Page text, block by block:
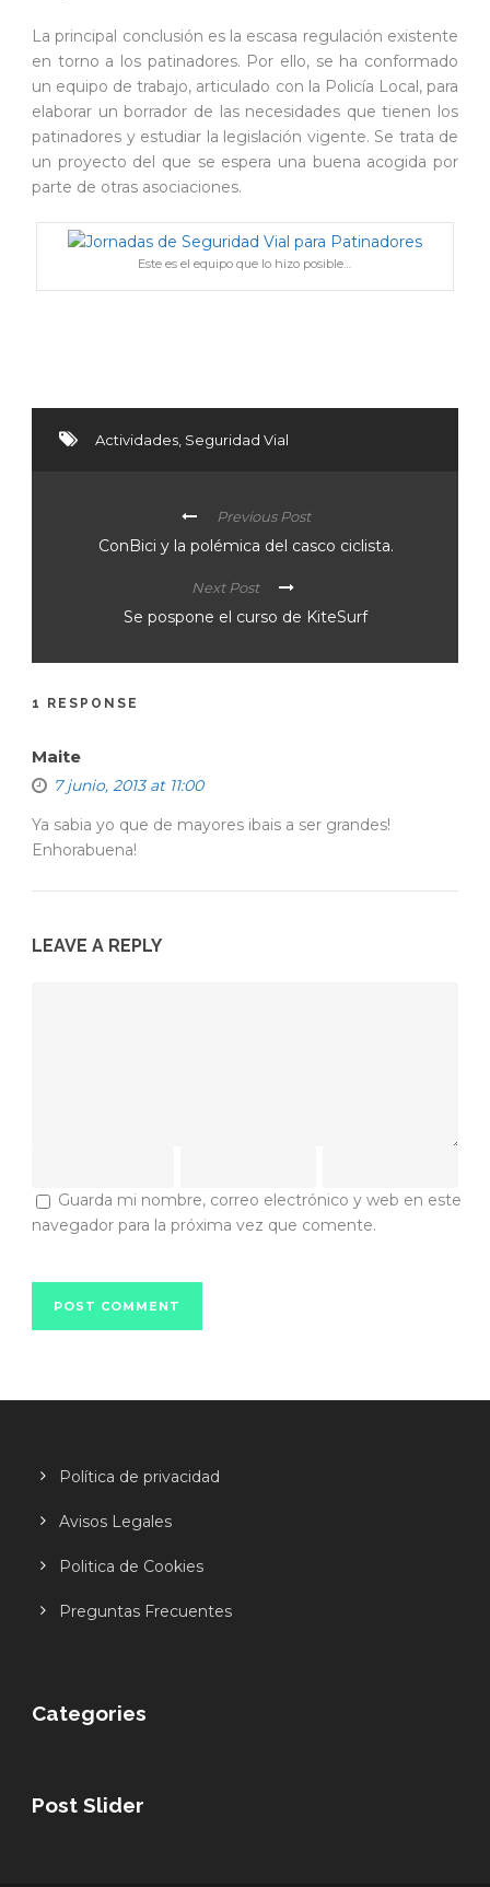
La principal conclusión es la escasa regulación existente
en torno a los patinadores. Por ello, se ha conformado
un equipo de trabajo, articulado con la Policía Local, para
elaborar un borrador de las necesidades que tienen los
patinadores y estudiar la legislación vigente. Se trata de
un proyecto del que se espera una buena acogida por
parte de otras asociaciones.
Este es el equipo que lo hizo posible…
Actividades Seguridad Vial
Previous Post
ConBici y la polémica del casco ciclista.
Next Post
Se pospone el curso de KiteSurf
1 RESPONSE
Maite
7 junio, 2013 at 11:00
Ya sabia yo que de mayores ibais a ser grandes!
Enhorabuena!
LEAVE A REPLY
Guarda mi nombre, correo electrónico y web en este
navegador para la próxima vez que comente.
Política de privacidad
Avisos Legales
Politica de Cookies
Preguntas Frecuentes
Categories
Post Slider